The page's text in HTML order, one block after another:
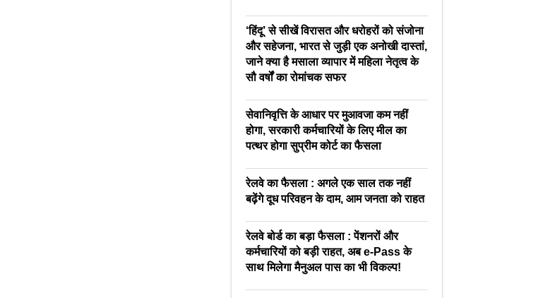
‘हिंदू’ से सीखें विरासत और धरोहरों को संजोना
और सहेजना, भारत से जुड़ी एक अनोखी दास्तां,
जाने क्या है मसाला व्यापार में महिला नेतृत्व के
सौ वर्षों का रोमांचक सफर
सेवानिवृत्ति के आधार पर मुआवजा कम नहीं
होगा, सरकारी कर्मचारियों के लिए मील का
पत्थर होगा सुप्रीम कोर्ट का फैसला
रेलवे का फैसला : अगले एक साल तक नहीं
बढ़ेंगे दूध परिवहन के दाम, आम जनता को राहत
रेलवे बोर्ड का बड़ा फैसला : पेंशनरों और
कर्मचारियों को बड़ी राहत, अब e-Pass के
साथ मिलेगा मैनुअल पास का भी विकल्प!